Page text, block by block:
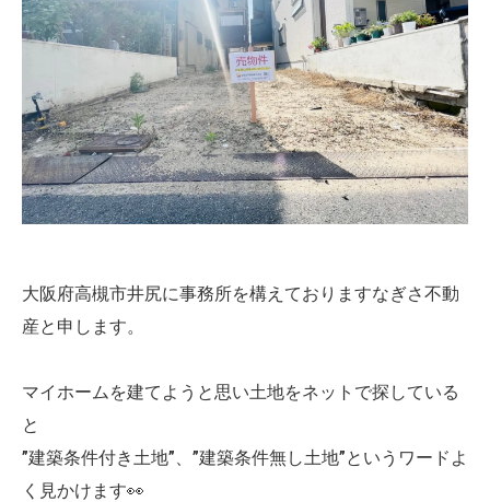
大阪府高槻市井尻に事務所を構えておりますなぎさ不動
産と申します。
マイホームを建てようと思い土地をネットで探している
と
”建築条件付き土地”、”建築条件無し土地”というワードよ
く見かけます👀